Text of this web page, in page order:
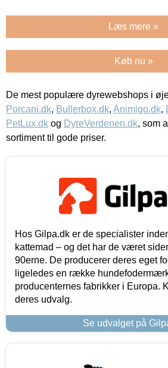
Læs mere »
Køb nu »
De mest populære dyrewebshops i
Porcani.dk, Bullerbox.dk, Animigo.dk,
PetLux.dk og DyreVerdenen.dk, som
sortiment til gode priser.
Hos Gilpa.dk er de specialister
kattemad – og det har de været
90erne. De producerer deres eget
ligeledes en række
producenternes fabrikker i Europa.
deres udvalg.
Se udvalget på